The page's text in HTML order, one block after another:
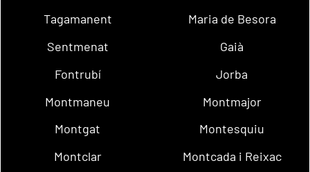
Tagamanent
Maria de Besora
Sentmenat
Gaià
Fontrubí
Jorba
Montmaneu
Montmajor
Montgat
Montesquiu
Montclar
Montcada i Reixac